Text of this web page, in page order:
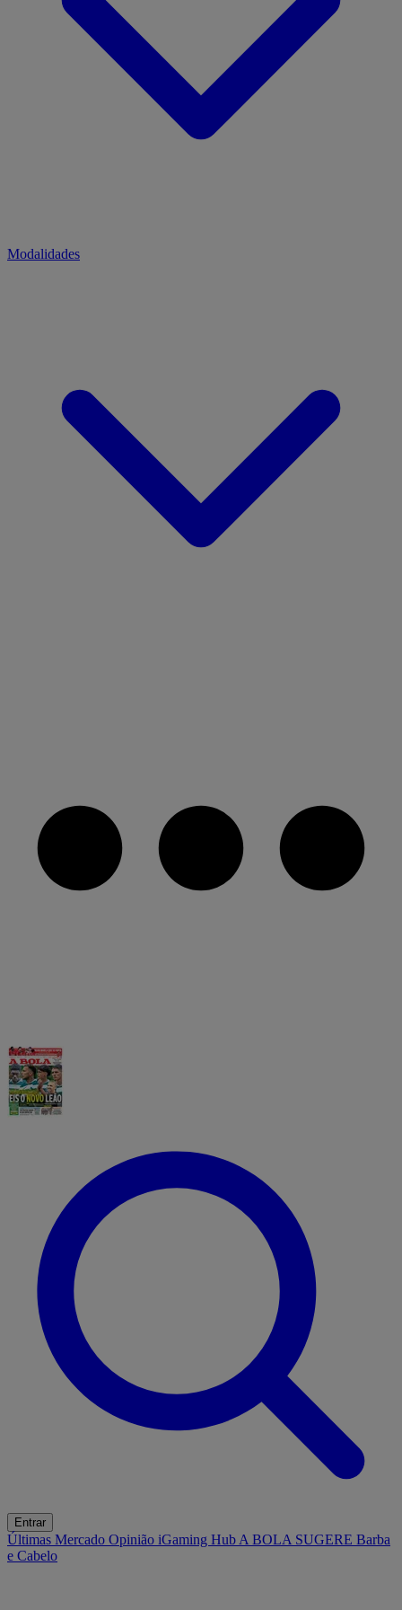
Modalidades
Entrar
Últimas Mercado Opinião iGaming Hub A BOLA SUGERE Barba
e Cabelo